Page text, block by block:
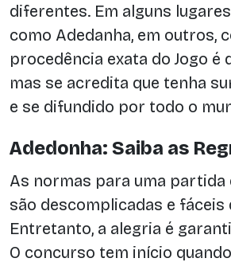
diferentes. Em alguns
como Adedanha, em outros,
procedência exata do Jogo é
mas se acredita que tenha
e se difundido por todo o
Adedonha: Saiba as
As normas para uma partida
são descomplicadas e fáceis
Entretanto, a alegria é
O concurso tem início